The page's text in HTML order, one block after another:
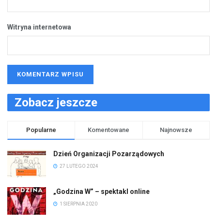
Witryna internetowa
Zobacz jeszcze
Popularne Komentowane Najnowsze
Dzień Organizacji Pozarządowych
27 LUTEGO 2024
„Godzina W” – spektakl online
1 SIERPNIA 2020